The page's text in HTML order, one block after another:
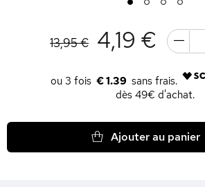
1 2 3 4
13,95 € 4,19 €
€ 1.39
dès 49€ d'achat.
Ajouter au panier